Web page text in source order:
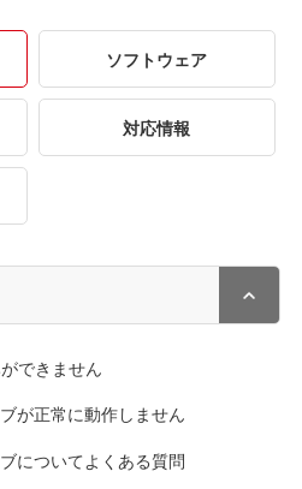
ソフトウェア
対応情報
できません
が正常に動作しません
についてよくある質問